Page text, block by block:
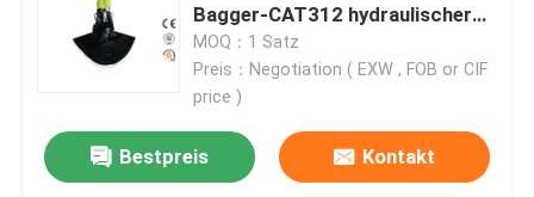
Company News
Bagger-Felsen-Unterbrecher
hydraulischer Felsenunterbrecher
Bagger-CAT312 hydraulischer
drehender
MOQ：1 Satz
Preis：Negotiation ( EXW , FOB or CIF
price )
Bestpreis Kontakt